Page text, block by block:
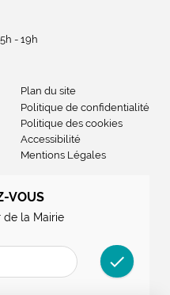
- 19h
Plan du site
Politique de confidentialité
Politique des cookies
Accessibilité
Mentions Légales
VOUS
la Mairie
check